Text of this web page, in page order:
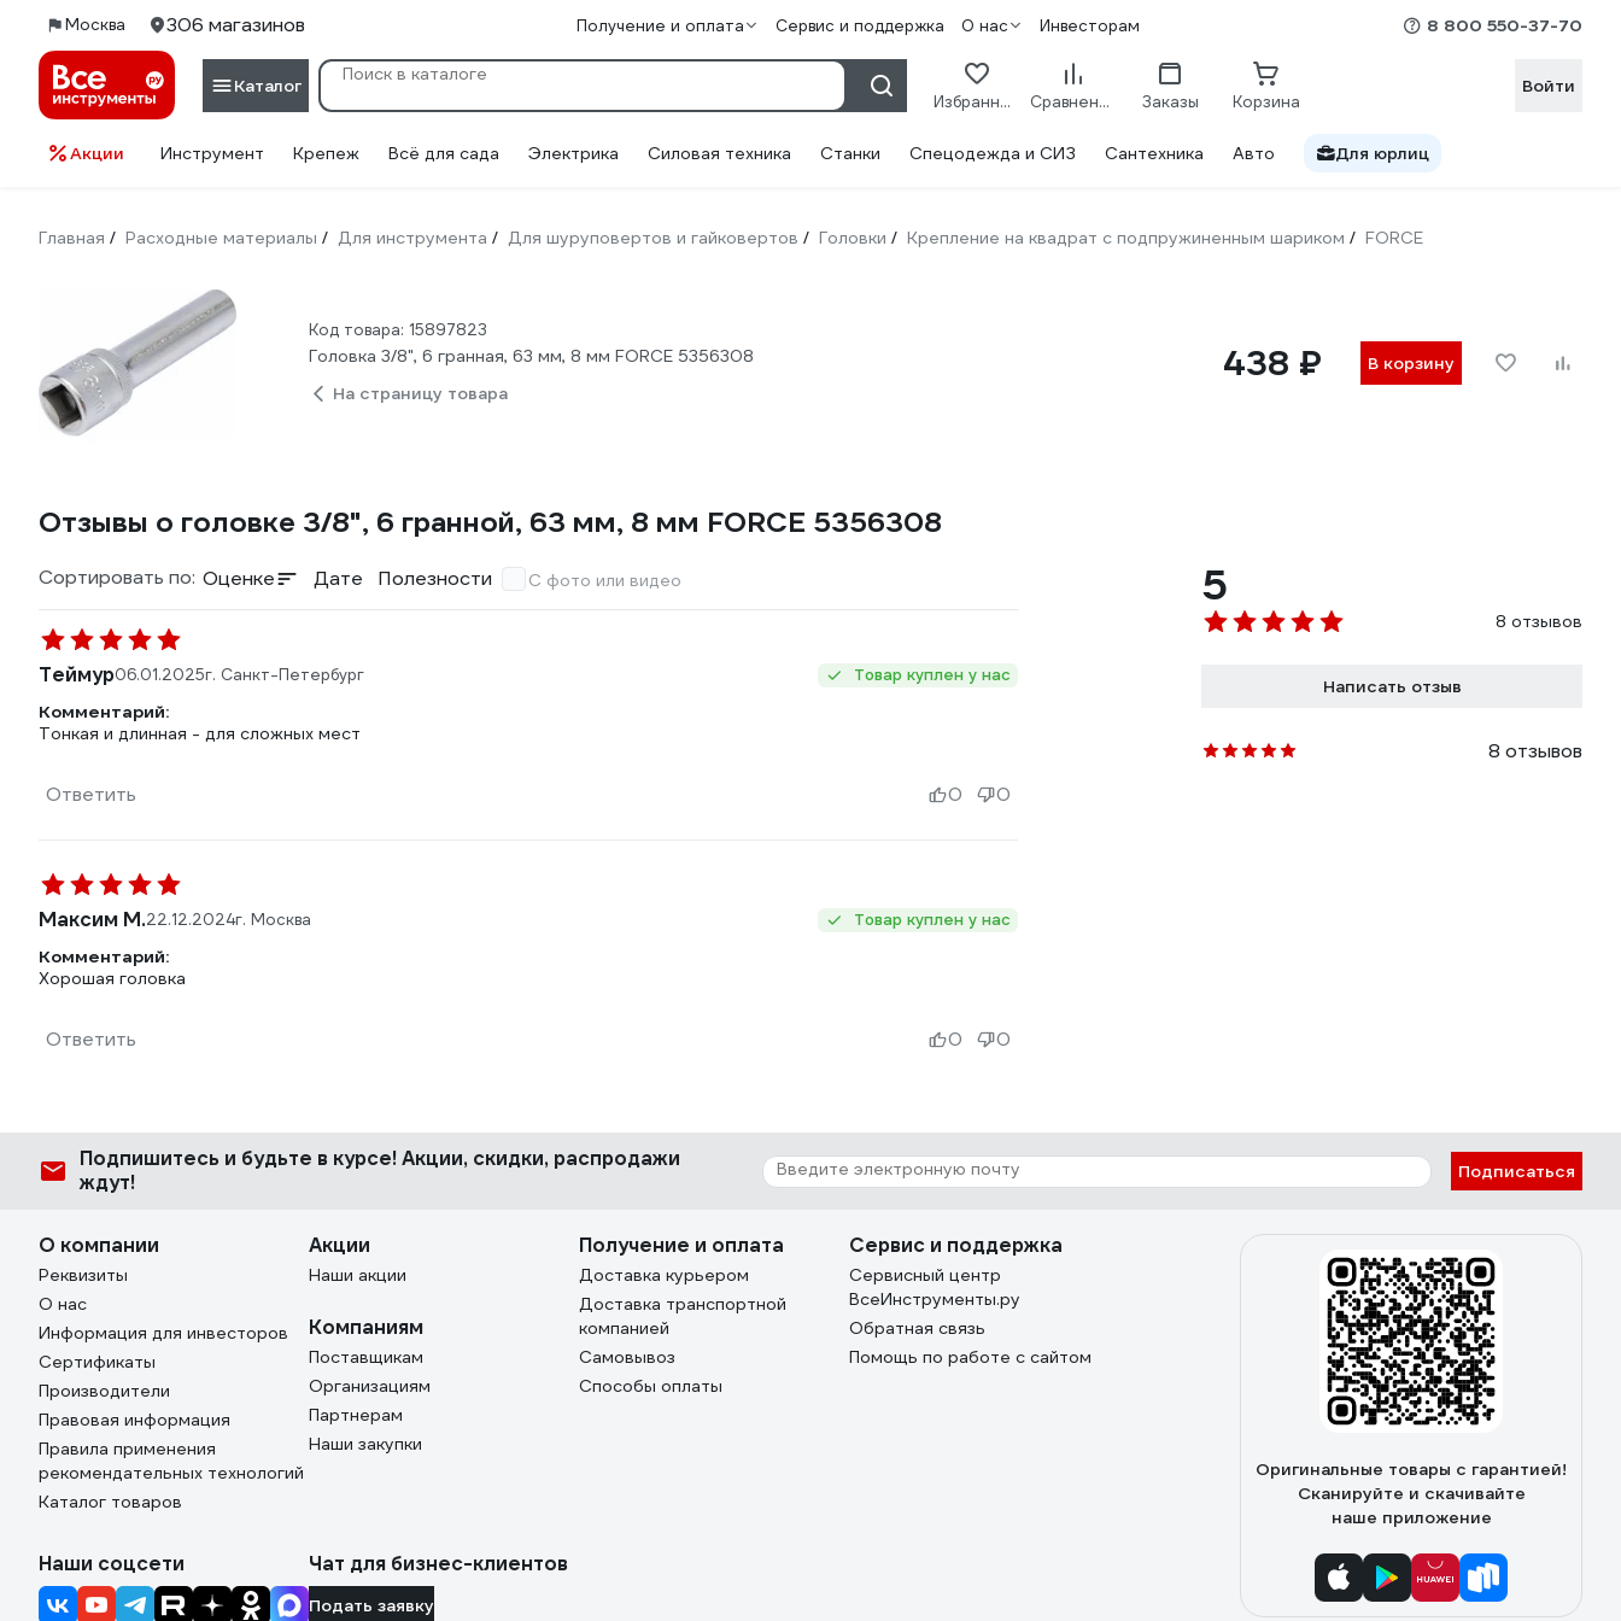
Москва 306 магазинов Получение и оплата Сервис и поддержка О нас Инвесторам 8 800 550-37-70
Каталог
Избранное Сравнение Заказы Корзина
Войти
Акции Инструмент Крепеж Всё для сада Электрика Силовая техника Станки Спецодежда и СИЗ Сантехника Авто Для юрлиц
Главная / Расходные материалы / Для инструмента / Для шуруповертов и гайковертов / Головки / Крепление на квадрат с подпружиненным шариком / FORCE
Код товара: 15897823
Головка 3/8", 6 гранная, 63 мм, 8 мм FORCE 5356308
На страницу товара
438 ₽ В корзину
Отзывы о головке 3/8", 6 гранной, 63 мм, 8 мм FORCE 5356308
Сортировать по: Оценке Дате Полезности С фото или видео
Теймур06.01.2025г. Санкт-Петербург Товар куплен у нас
Комментарий:
Тонкая и длинная - для сложных мест
Ответить 0 0
Максим М.22.12.2024г. Москва Товар куплен у нас
Комментарий:
Хорошая головка
Ответить 0 0
5
8 отзывов
Написать отзыв
8 отзывов
Подпишитесь и будьте в курсе! Акции, скидки, распродажи
ждут!
Подписаться
О компании
Реквизиты
О нас
Информация для инвесторов
Сертификаты
Производители
Правовая информация
Правила применения
рекомендательных технологий
Каталог товаров
Акции
Наши акции
Компаниям
Поставщикам
Организациям
Партнерам
Наши закупки
Получение и оплата
Доставка курьером
Доставка транспортной
компанией
Самовывоз
Способы оплаты
Сервис и поддержка
Сервисный центр
ВсеИнструменты.ру
Обратная связь
Помощь по работе с сайтом
Оригинальные товары с гарантией!
Сканируйте и скачивайте
наше приложение
Наши соцсети Чат для бизнес-клиентов
Подать заявку